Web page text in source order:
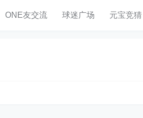
ONE友交流 球迷广场 元宝竞猜